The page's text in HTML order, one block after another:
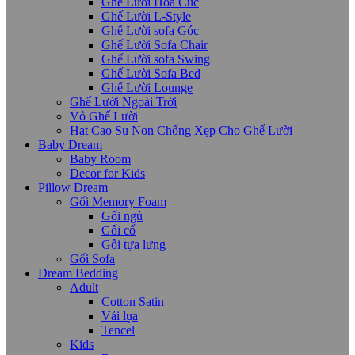
Ghế Lười L-Style
Ghế Lười sofa Góc
Ghế Lười Sofa Chair
Ghế Lười sofa Swing
Ghế Lười Sofa Bed
Ghế Lười Lounge
Ghế Lười Ngoài Trời
Vỏ Ghế Lười
Hạt Cao Su Non Chống Xẹp Cho Ghế Lười
Baby Dream
Baby Room
Decor for Kids
Pillow Dream
Gối Memory Foam
Gối ngủ
Gối cổ
Gối tựa lưng
Gối Sofa
Dream Bedding
Adult
Cotton Satin
Vải lụa
Tencel
Kids